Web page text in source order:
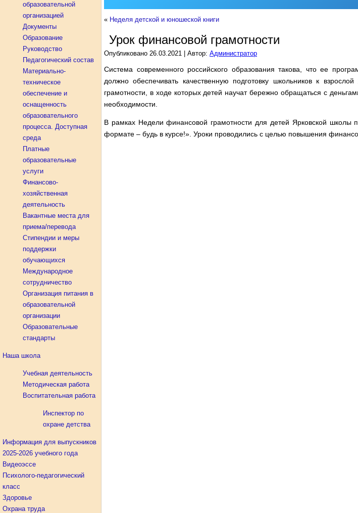
образовательной
организацией
Документы
Образование
Руководство
Педагогический состав
Материально-
техническое
обеспечение и
оснащенность
образовательного
процесса. Доступная
среда
Платные
образовательные
услуги
Финансово-
хозяйственная
деятельность
Вакантные места для
приема/перевода
Стипендии и меры
поддержки
обучающихся
Международное
сотрудничество
Организация питания в
образовательной
организации
Образовательные
стандарты
Наша школа
Учебная деятельность
Методическая работа
Воспитательная работа
Инспектор по
охране детства
Информация для выпускников
2025-2026 учебного года
Видеоэссе
Психолого-педагогический
класс
Здоровье
Охрана труда
« Неделя детской и юношеской книги
Урок финансовой грамотности
Опубликовано 26.03.2021 Автор: Администратор
Система современного российского образования такова, что ее
должно обеспечивать качественную подготовку школьников к
грамотности, в ходе которых детей научат бережно обращаться с
необходимости.
В рамках Недели финансовой грамотности для детей Ярковской
формате – будь в курсе!». Уроки проводились с целью повышения